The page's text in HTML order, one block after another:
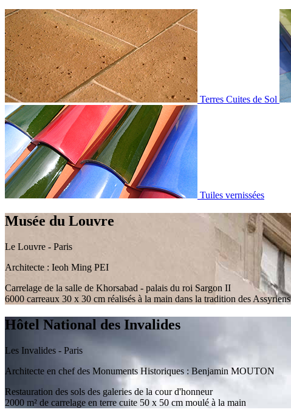
Terres Cuites de Sol
Tuiles vernissées
Musée du Louvre
Le Louvre - Paris
Architecte : Ieoh Ming PEI
Carrelage de la salle de Khorsabad - palais du roi Sargon II
6000 carreaux 30 x 30 cm réalisés à la main dans la tradition des Assyriens
Hôtel National des Invalides
Les Invalides - Paris
Architecte en chef des Monuments Historiques : Benjamin MOUTON
Restauration des sols des galeries de la cour d'honneur
2000 m² de carrelage en terre cuite 50 x 50 cm moulé à la main